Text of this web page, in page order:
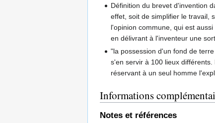
Définition du brevet d'invention
effet, soit de simplifier le travail,
l'opinion commune, qui est
en délivrant à l'inventeur une
"la possession d'un fond de
s'en servir à 100 lieux
réservant à un seul homme
Informations
Notes et références